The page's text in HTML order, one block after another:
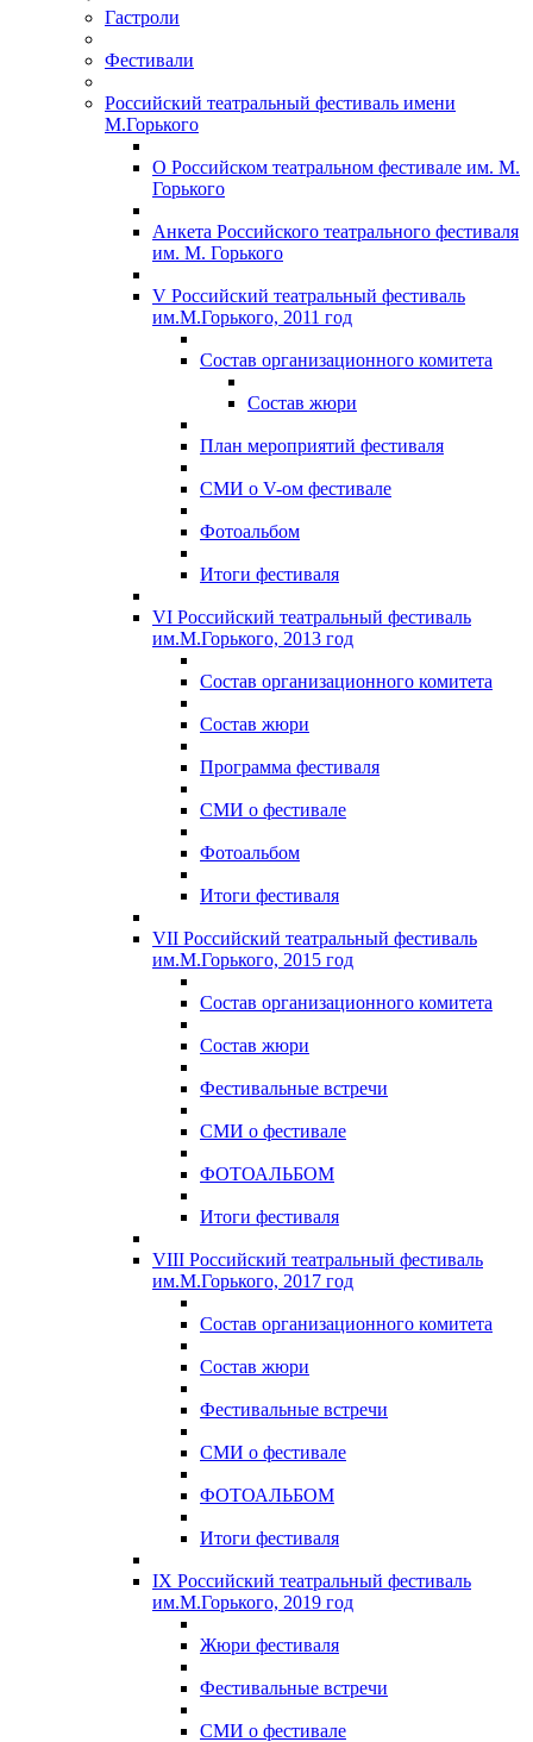
Гастроли
Фестивали
Российский театральный фестиваль имени
М.Горького
О Российском театральном фестивале им. М.
Горького
Анкета Российского театрального фестиваля
им. М. Горького
V Российский театральный фестиваль
им.М.Горького, 2011 год
Состав организационного комитета
Состав жюри
План мероприятий фестиваля
СМИ о V-ом фестивале
Фотоальбом
Итоги фестиваля
VI Российский театральный фестиваль
им.М.Горького, 2013 год
Состав организационного комитета
Состав жюри
Программа фестиваля
СМИ о фестивале
Фотоальбом
Итоги фестиваля
VII Российский театральный фестиваль
им.М.Горького, 2015 год
Состав организационного комитета
Состав жюри
Фестивальные встречи
СМИ о фестивале
ФОТОАЛЬБОМ
Итоги фестиваля
VIII Российский театральный фестиваль
им.М.Горького, 2017 год
Состав организационного комитета
Состав жюри
Фестивальные встречи
СМИ о фестивале
ФОТОАЛЬБОМ
Итоги фестиваля
IX Российский театральный фестиваль
им.М.Горького, 2019 год
Жюри фестиваля
Фестивальные встречи
СМИ о фестивале